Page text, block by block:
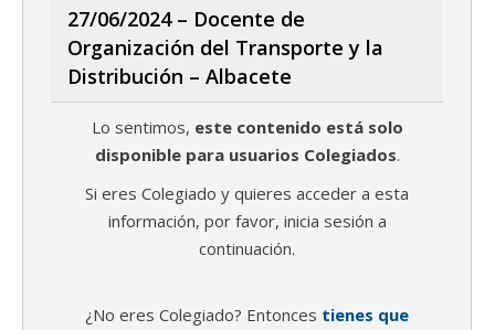
27/06/2024 – Docente de
Organización del Transporte y la
Distribución – Albacete
Lo sentimos, este contenido está solo
disponible para usuarios Colegiados.
Si eres Colegiado y quieres acceder a esta
información, por favor, inicia sesión a
continuación.
¿No eres Colegiado? Entonces tienes que